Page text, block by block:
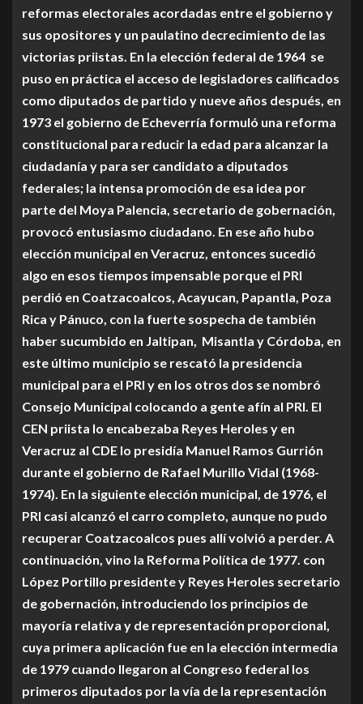
reformas electorales acordadas entre el gobierno y
sus opositores y un paulatino decrecimiento de las
victorias priistas. En la elección federal de 1964 se
puso en práctica el acceso de legisladores calificados
como diputados de partido y nueve años después, en
1973 el gobierno de Echeverría formuló una reforma
constitucional para reducir la edad para alcanzar la
ciudadanía y para ser candidato a diputados
federales; la intensa promoción de esa idea por
parte del Moya Palencia, secretario de gobernación,
provocó entusiasmo ciudadano. En ese año hubo
elección municipal en Veracruz, entonces sucedió
algo en esos tiempos impensable porque el PRI
perdió en Coatzacoalcos, Acayucan, Papantla, Poza
Rica y Pánuco, con la fuerte sospecha de también
haber sucumbido en Jaltipan, Misantla y Córdoba, en
este último municipio se rescató la presidencia
municipal para el PRI y en los otros dos se nombró
Consejo Municipal colocando a gente afín al PRI. El
CEN priista lo encabezaba Reyes Heroles y en
Veracruz al CDE lo presidía Manuel Ramos Gurrión
durante el gobierno de Rafael Murillo Vidal (1968-
1974). En la siguiente elección municipal, de 1976, el
PRI casi alcanzó el carro completo, aunque no pudo
recuperar Coatzacoalcos pues allí volvió a perder. A
continuación, vino la Reforma Política de 1977. con
López Portillo presidente y Reyes Heroles secretario
de gobernación, introduciendo los principios de
mayoría relativa y de representación proporcional,
cuya primera aplicación fue en la elección intermedia
de 1979 cuando llegaron al Congreso federal los
primeros diputados por la vía de la representación